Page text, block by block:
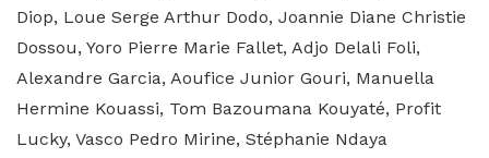
Diop, Loue Serge Arthur Dodo, Joannie Diane Christie
Dossou, Yoro Pierre Marie Fallet, Adjo Delali Foli,
Alexandre Garcia, Aoufice Junior Gouri, Manuella
Hermine Kouassi, Tom Bazoumana Kouyaté, Profit
Lucky, Vasco Pedro Mirine, Stéphanie Ndaya